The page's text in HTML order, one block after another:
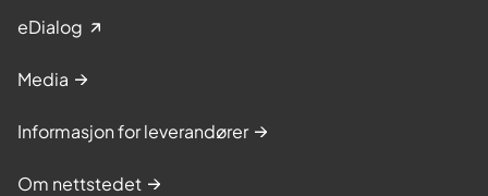
eDialog
Media
Informasjon for leverandører
Om nettstedet